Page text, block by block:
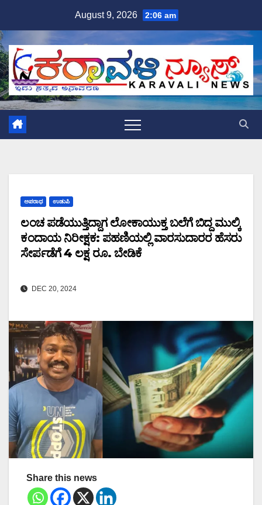
content
August 9, 2026 2:06 am
ಅಪರಾಧ ಉಡುಪಿ
ಲಂಚ ಪಡೆಯುತ್ತಿದ್ದಾಗ ಲೋಕಾಯುಕ್ತ ಬಲೆಗೆ ಬಿದ್ದ ಮುಲ್ಕಿ
ಕಂದಾಯ ನಿರೀಕ್ಷಕ: ಪಹಣಿಯಲ್ಲಿ ವಾರಸುದಾರರ ಹೆಸರು
ಸೇರ್ಪಡೆಗೆ 4 ಲಕ್ಷ ರೂ. ಬೇಡಿಕೆ
DEC 20, 2024
Share this news